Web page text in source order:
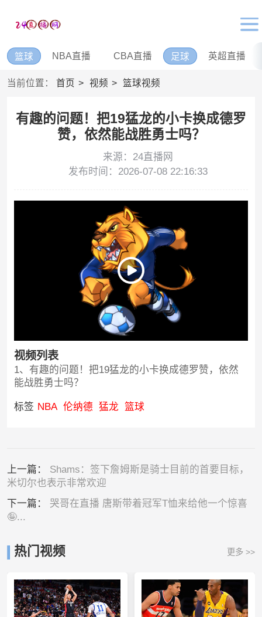
篮球 NBA直播 CBA直播 足球 英超直播
当前位置： 首页 视频 篮球视频
有趣的问题！把19猛龙的小卡换成德罗
赞，依然能战胜勇士吗？
来源：24直播网
发布时间：2026-07-08 22:16:33
视频列表
1、有趣的问题！把19猛龙的小卡换成德罗赞，依然
能战胜勇士吗？
标签 NBA 伦纳德 猛龙 篮球
上一篇： Shams：签下詹姆斯是骑士目前的首要目标，
米切尔也表示非常欢迎
下一篇： 哭哥在直播 唐斯带着冠军T恤来给他一个惊喜
🤪...
热门视频 更多 >>